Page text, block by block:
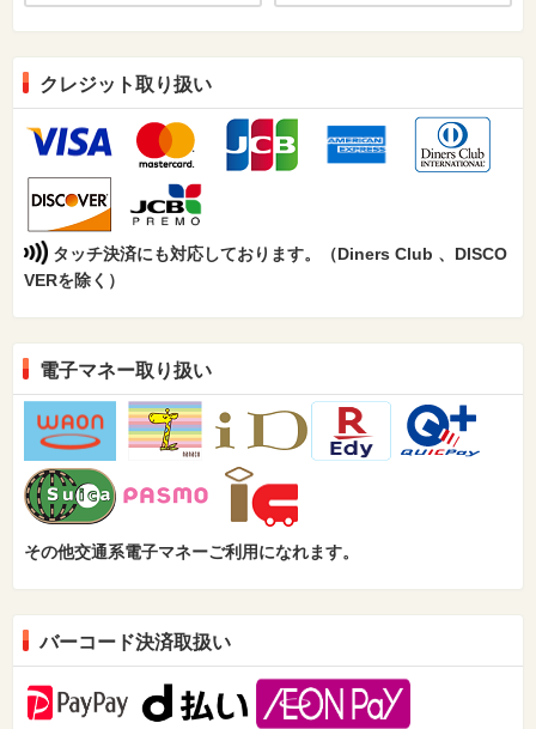
クレジット取り扱い
タッチ決済にも対応しております。（Diners Club 、DISCO
VERを除く）
電子マネー取り扱い
その他交通系電子マネーご利用になれます。
バーコード決済取扱い